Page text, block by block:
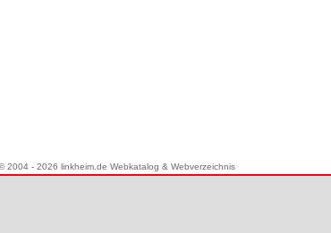
2004 - 2026 linkheim.de Webkatalog & Webverzeichnis